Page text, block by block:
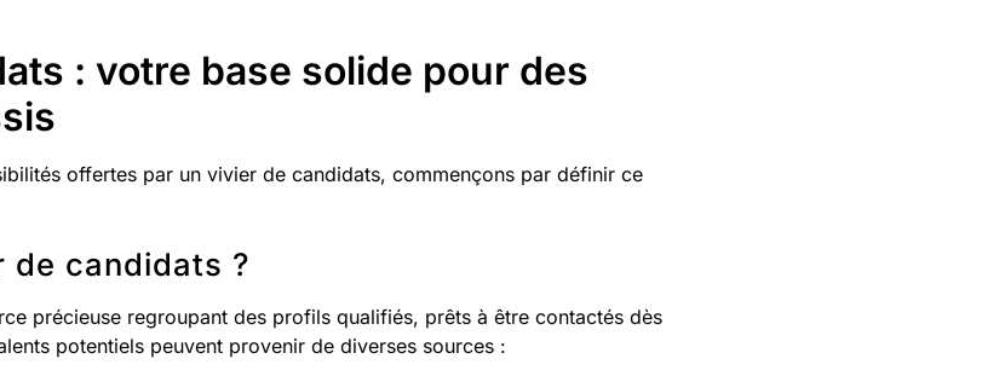
: votre base solide pour des
offertes par un vivier de candidats, commençons par définir ce
de candidats ?
précieuse regroupant des profils qualifiés, prêts à être contactés dès
potentiels peuvent provenir de diverses sources :